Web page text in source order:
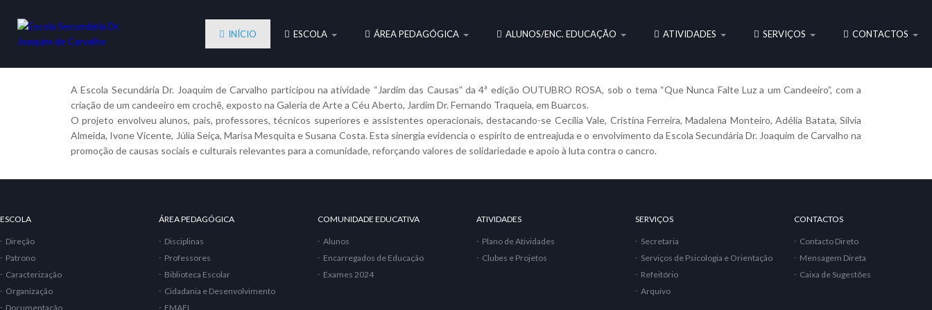
INÍCIO ESCOLA ÁREA PEDAGÓGICA ALUNOS/ENC. EDUCAÇÃO ATIVIDADES SERVIÇOS CONTACTOS
A Escola Secundária Dr. Joaquim de Carvalho participou na atividade “Jardim das Causas” da 4ª edição OUTUBRO ROSA, sob o tema “Que Nunca Falte Luz a um Candeeiro”, com a
criação de um candeeiro em crochê, exposto na Galeria de Arte a Céu Aberto, Jardim Dr. Fernando Traqueia, em Buarcos.
O projeto envolveu alunos, pais, professores, técnicos superiores e assistentes operacionais, destacando-se Cecília Vale, Cristina Ferreira, Madalena Monteiro, Adélia Batata, Sílvia
Almeida, Ivone Vicente, Júlia Seiça, Marisa Mesquita e Susana Costa. Esta sinergia evidencia o espírito de entreajuda e o envolvimento da Escola Secundária Dr. Joaquim de Carvalho na
promoção de causas sociais e culturais relevantes para a comunidade, reforçando valores de solidariedade e apoio à luta contra o cancro.
ESCOLA
Direção
Patrono
Caracterização
Organização
Documentação
ÁREA PEDAGÓGICA
Disciplinas
Professores
Biblioteca Escolar
Cidadania e Desenvolvimento
EMAEI
COMUNIDADE EDUCATIVA
Alunos
Encarregados de Educação
Exames 2024
ATIVIDADES
Plano de Atividades
Clubes e Projetos
SERVIÇOS
Secretaria
Serviços de Psicologia e Orientação
Refeitório
Arquivo
CONTACTOS
Contacto Direto
Mensagem Direta
Caixa de Sugestões